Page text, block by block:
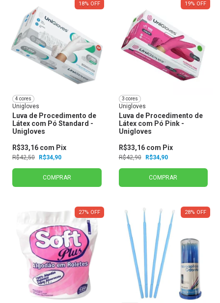
18% OFF
4 cores
Unigloves
Luva de Procedimento de
Látex com Pó Standard -
Unigloves
R$42,50 R$34,90
R$33,16 com Pix
COMPRAR
19% OFF
3 cores
Unigloves
Luva de Procedimento de
Látex com Pó Pink -
Unigloves
R$42,90 R$34,90
R$33,16 com Pix
COMPRAR
27% OFF 28% OFF